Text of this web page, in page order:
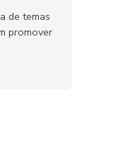
de temas
promover